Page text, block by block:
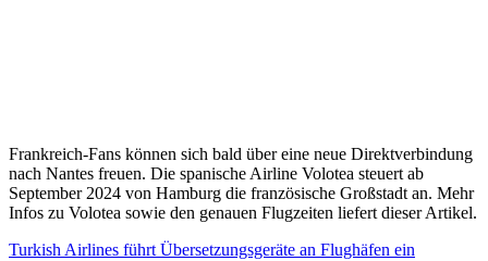
Frankreich-Fans können sich bald über eine neue Direktverbindung
nach Nantes freuen. Die spanische Airline Volotea steuert ab
September 2024 von Hamburg die französische Großstadt an. Mehr
Infos zu Volotea sowie den genauen Flugzeiten liefert dieser Artikel.
Turkish Airlines führt Übersetzungsgeräte an Flughäfen ein